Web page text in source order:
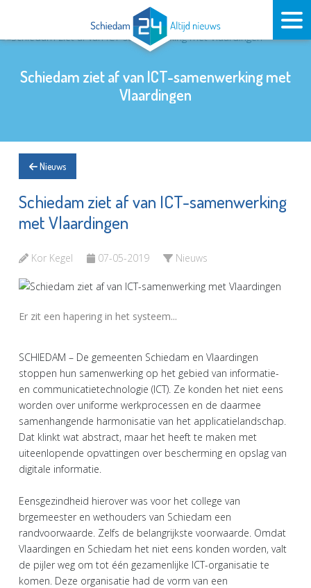
Schiedam ziet af van ICT-samenwerking met
Vlaardingen
Nieuws
Schiedam ziet af van ICT-samenwerking
met Vlaardingen
Kor Kegel 07-05-2019 Nieuws
Er zit een hapering in het systeem...
SCHIEDAM – De gemeenten Schiedam en Vlaardingen
stoppen hun samenwerking op het gebied van informatie-
en communicatietechnologie (ICT). Ze konden het niet eens
worden over uniforme werkprocessen en de daarmee
samenhangende harmonisatie van het applicatielandschap.
Dat klinkt wat abstract, maar het heeft te maken met
uiteenlopende opvattingen over bescherming en opslag van
digitale informatie.
Eensgezindheid hierover was voor het college van
brgemeester en wethouders van Schiedam een
randvoorwaarde. Zelfs de belangrijkste voorwaarde. Omdat
Vlaardingen en Schiedam het niet eens konden worden, valt
de pijler weg om tot één gezamenlijke ICT-organisatie te
komen. Deze organisatie had de vorm van een